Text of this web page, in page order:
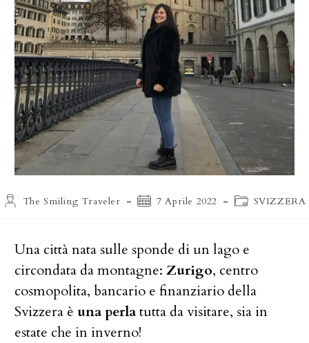
AutoreThe Smiling Traveler
Articolo7 Aprile 2022
Categoria
SVIZZERA
Una città nata sulle sponde di un lago e
circondata da montagne: Zurigo, centro
cosmopolita, bancario e finanziario della
Svizzera è una perlatutta da visitare, sia in
estate che in inverno!